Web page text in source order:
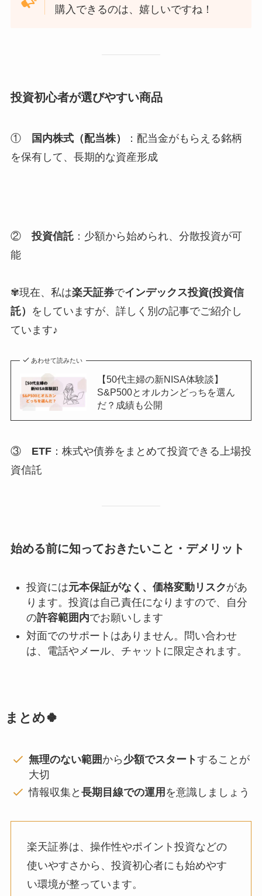
購入できるのは、嬉しいですね！
投資初心者が選びやすい商品
① 国内株式（配当株）
：配当金がもらえる銘柄
を保有して、長期的な資産形成
② 投資信託： 少額から始められ、分散投資が可
能
✾現在、私は楽天証券でインデックス投資(投資信
託）
をしていますが、詳しく別の記事でご紹介し
ています♪
あわせて読みたい
【50代主婦の新NISA体験談】
S&P500とオルカンどっちを選ん
だ？成績も公開
③ ETF：株式や債券をまとめて投資できる上場投
資信託
始める前に知っておきたいこと・デメリット
投資には元本保証がなく、価格変動リスクがあ
ります。投資は自己責任になりますので、自分
の許容範囲内でお願いします
対面でのサポートはありません。問い合わせ
は、電話やメール、チャットに限定されます。
まとめ🍀
無理のない範囲 から 少額でスタートすることが
大切
情報収集と長期目線での運用 を意識しましょう
楽天証券は、操作性やポイント投資などの
使いやすさから、投資初心者にも始めやす
い環境が整っています。